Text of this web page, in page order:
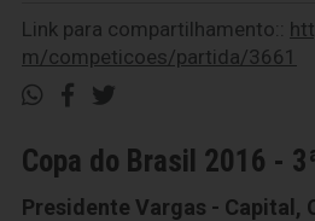
Link para compartilhamento::
m/competicoes/partida/3661
Copa do Brasil 2016 -
Presidente Vargas - Capital,